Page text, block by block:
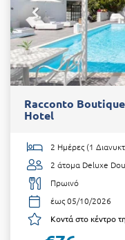
Racconto
Hotel
2 Ημέρες (1
2 άτομα Deluxe
Πρωινό
έως 05/10/2026
Κοντά στο κέντρο